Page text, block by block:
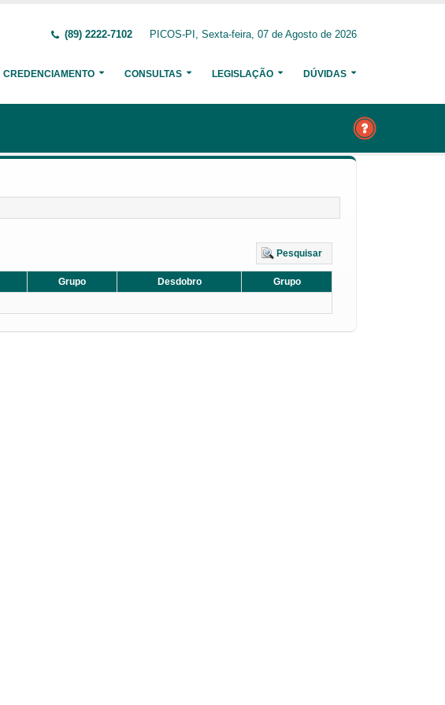
(89) 2222-7102 PICOS-PI, Sexta-feira, 07 de Agosto de 2026
CREDENCIAMENTO CONSULTAS LEGISLAÇÃO DÚVIDAS
Pesquisar
Grupo Desdobro
Grupo